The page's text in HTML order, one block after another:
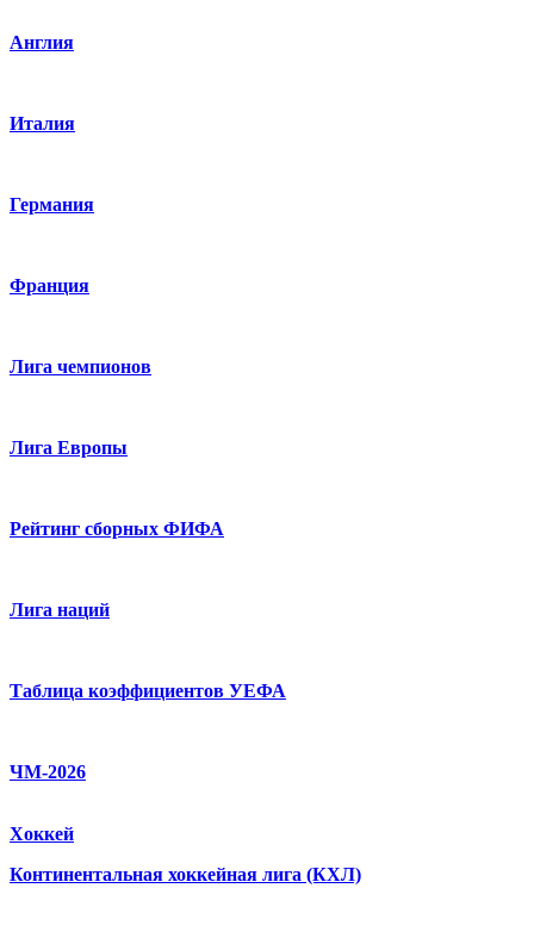
Англия
Италия
Германия
Франция
Лига чемпионов
Лига Европы
Рейтинг сборных ФИФА
Лига наций
Таблица коэффициентов УЕФА
ЧМ-2026
Хоккей
Континентальная хоккейная лига (КХЛ)